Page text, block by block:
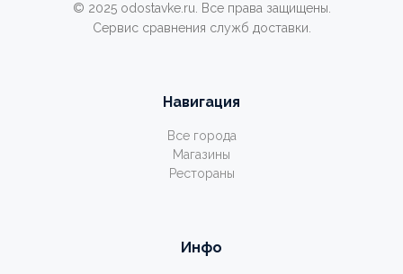
© 2025 odostavke.ru. Все права защищены.
Сервис сравнения служб доставки.
Навигация
Все города
Магазины
Рестораны
Инфо